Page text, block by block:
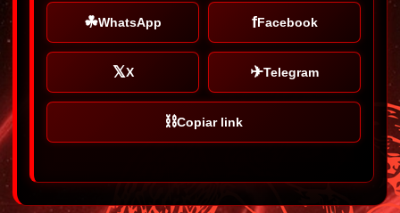
☘WhatsApp fFacebook
𝕏X ✈Telegram
⛓Copiar link